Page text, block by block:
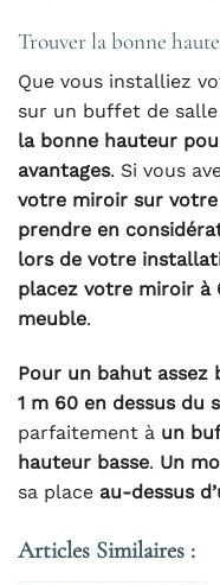
Trouver la bonne
Que vous installiez
sur un buffet de salle
la bonne hauteur
avantages. Si vous
votre miroir sur
prendre en
lors de votre
placez votre miroir à
meuble.
Pour un bahut assez
1 m 60 en dessus du
parfaitement à un
hauteur basse. Un
sa place au-dessus
Articles Similaires :